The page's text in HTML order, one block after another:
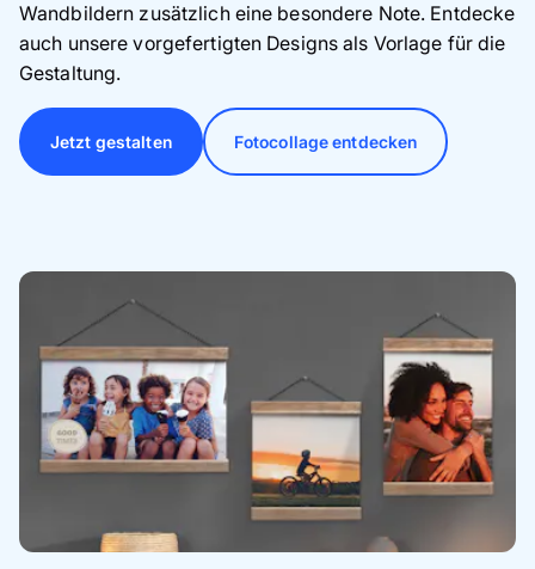
Wandbildern zusätzlich eine besondere Note. Entdecke
auch unsere vorgefertigten Designs als Vorlage für die
Gestaltung.
Jetzt gestalten Fotocollage entdecken